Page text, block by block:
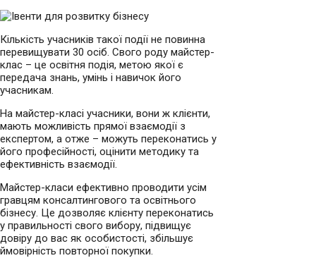
Кількість учасників такої події не повинна
перевищувати 30 осіб. Свого роду майстер-
клас – це освітня подія, метою якої є
передача знань, умінь і навичок його
учасникам.
На майстер-класі учасники, вони ж клієнти,
мають можливість прямої взаємодії з
експертом, а отже – можуть переконатись у
його професійності, оцінити методику та
ефективність взаємодії.
Майстер-класи ефективно проводити усім
гравцям консалтингового та освітнього
бізнесу. Це дозволяє клієнту переконатись
у правильності свого вибору, підвищує
довіру до вас як особистості, збільшує
ймовірність повторної покупки.